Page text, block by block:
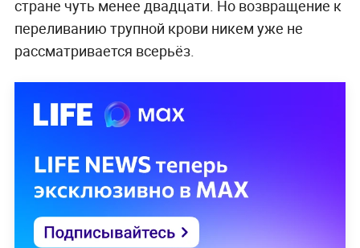
стране чуть менее двадцати. Но возвращение к
переливанию трупной крови никем уже не
рассматривается всерьёз.